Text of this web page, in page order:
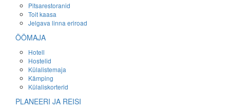
Pitsarestoranid
Toit kaasa
Jelgava linna eriroad
ÖÖMAJA
Hotell
Hostelid
Külalistemaja
Kämping
Külaliskorterid
PLANEERI JA REISI